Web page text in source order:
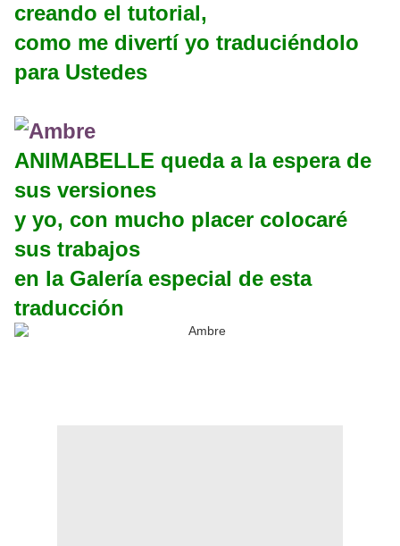
creando el tutorial,
como me divertí yo traduciéndolo
para Ustedes
ANIMABELLE queda a la espera de
sus versiones
y yo, con mucho placer colocaré
sus trabajos
en la Galería especial de esta
traducción